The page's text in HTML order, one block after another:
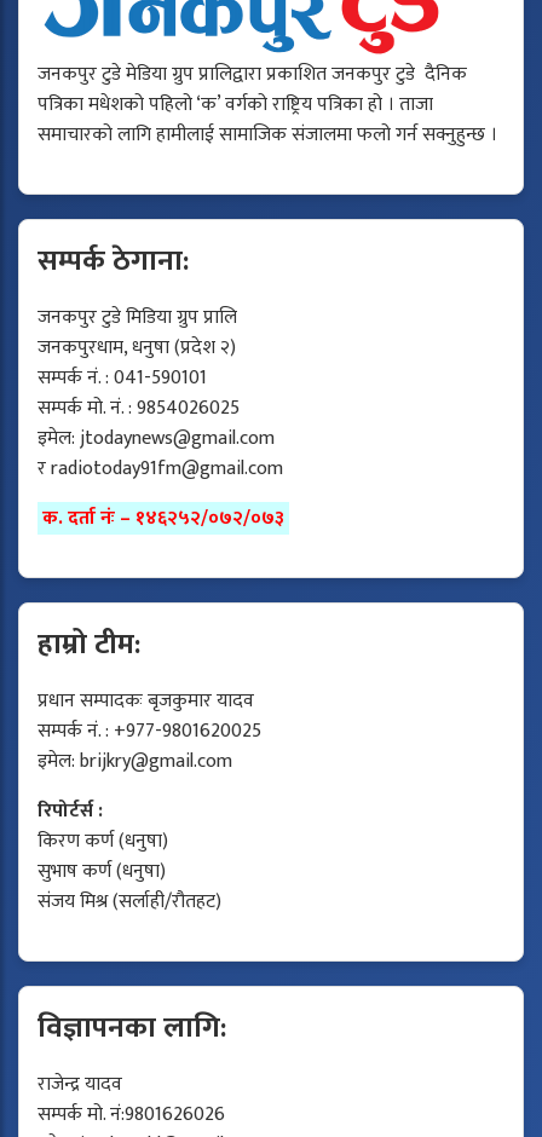
जनकपुर टुडे मेडिया ग्रुप प्रालिद्वारा प्रकाशित जनकपुर टुडे दैनिक
पत्रिका मधेशको पहिलो ‘क’ वर्गको राष्ट्रिय पत्रिका हो । ताजा
समाचारको लागि हामीलाई सामाजिक संजालमा फलो गर्न सक्नुहुन्छ ।
सम्पर्क ठेगाना:
जनकपुर टुडे मिडिया ग्रुप प्रालि
जनकपुरधाम, धनुषा (प्रदेश २)
सम्पर्क नं. : 041-590101
सम्पर्क मो. नं. : 9854026025
इमेल:jtodaynews@gmail.com
रradiotoday91fm@gmail.com
क. दर्ता नंः – १४६२५२/०७२/०७३
हाम्रो टीम:
प्रधान सम्पादकः बृजकुमार यादव
सम्पर्क नं. : +977-9801620025
इमेल:brijkry@gmail.com
रिपोर्टर्स :
किरण कर्ण (धनुषा)
सुभाष कर्ण (धनुषा)
संजय मिश्र (सर्लाही/रौतहट)
विज्ञापनका लागि:
राजेन्द्र यादव
सम्पर्क मो. नं:9801626026